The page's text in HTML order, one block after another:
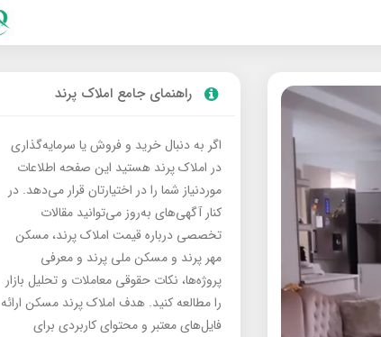
راهنمای جامع املاک پرند
اگر به دنبال خرید و فروش یا سرمایه‌گذاری
در املاک پرند هستید این صفحه اطلاعات
موردنیاز شما را در اختیارتان قرار می‌دهد. در
کنار آگهی‌های به‌روز می‌توانید مقالات
تخصصی درباره قیمت املاک پرند، مسکن
مهر پرند و مسکن ملی پرند و معرفی
پروژه‌ها، نکات حقوقی معاملات و تحلیل بازار
را مطالعه کنید. هدف املاک پرند مسکن ارائه
فایل‌های معتبر و محتوای کاربردی برای